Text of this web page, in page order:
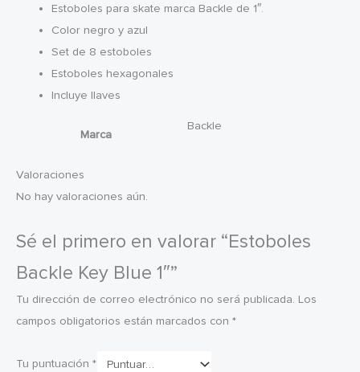
Estoboles para skate marca Backle de 1″.
Color negro y azul
Set de 8 estoboles
Estoboles hexagonales
Incluye llaves
Marca
Backle
Valoraciones
No hay valoraciones aún.
Sé el primero en valorar “Estoboles
Backle Key Blue 1″”
Tu dirección de correo electrónico no será publicada. Los
campos obligatorios están marcados con *
Tu puntuación *